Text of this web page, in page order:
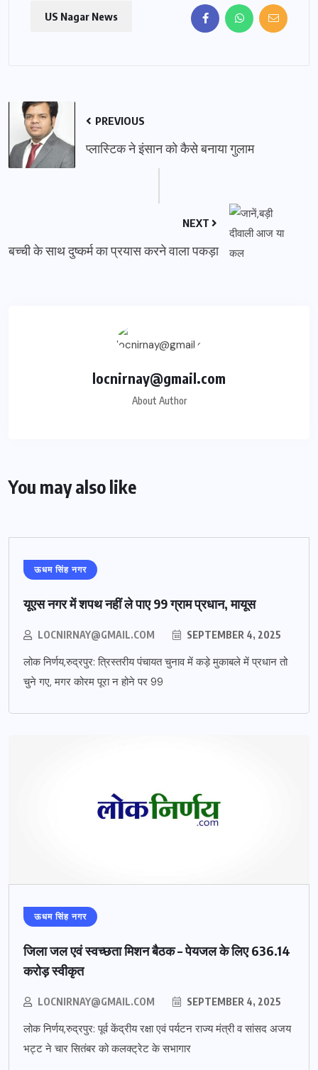
US Nagar News
PREVIOUS
प्लास्टिक ने इंसान को कैसे बनाया गुलाम
NEXT
बच्ची के साथ दुष्कर्म का प्रयास करने वाला पकड़ा
locnirnay@gmail.com
About Author
You may also like
ऊधम सिंह नगर
यूएस नगर में शपथ नहीं ले पाए 99 ग्राम प्रधान, मायूस
LOCNIRNAY@GMAIL.COM SEPTEMBER 4, 2025
लोक निर्णय,रुद्रपुर: त्रिस्तरीय पंचायत चुनाव में कड़े मुकाबले में प्रधान तो
चुने गए, मगर कोरम पूरा न होने पर 99
ऊधम सिंह नगर
जिला जल एवं स्वच्छता मिशन बैठक – पेयजल के लिए 636.14
करोड़ स्वीकृत
LOCNIRNAY@GMAIL.COM SEPTEMBER 4, 2025
लोक निर्णय,रुद्रपुर: पूर्व केंद्रीय रक्षा एवं पर्यटन राज्य मंत्री व सांसद अजय
भट्ट ने चार सितंबर को कलक्ट्रेट के सभागार